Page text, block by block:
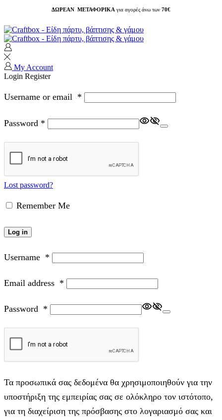
ΔΩΡΕΑΝ ΜΕΤΑΦΟΡΙΚΑ για αγορές άνω των 70€
My Account
Login Register
Username or email *
Password *
Lost password?
Remember Me
Log in
Username *
Email address *
Password *
Τα προσωπικά σας δεδομένα θα χρησιμοποιηθούν για την
υποστήριξη της εμπειρίας σας σε ολόκληρο τον ιστότοπο,
για τη διαχείριση της πρόσβασης στο λογαριασμό σας και